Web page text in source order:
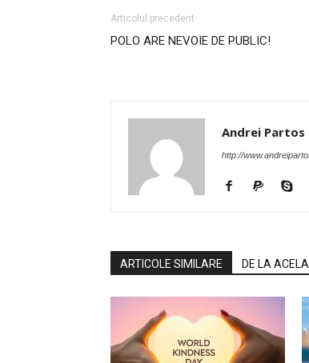
Articolul precedent
POLO ARE NEVOIE DE PUBLIC!
Andrei Partos
http://
ARTICOLE SIMILARE DE LA